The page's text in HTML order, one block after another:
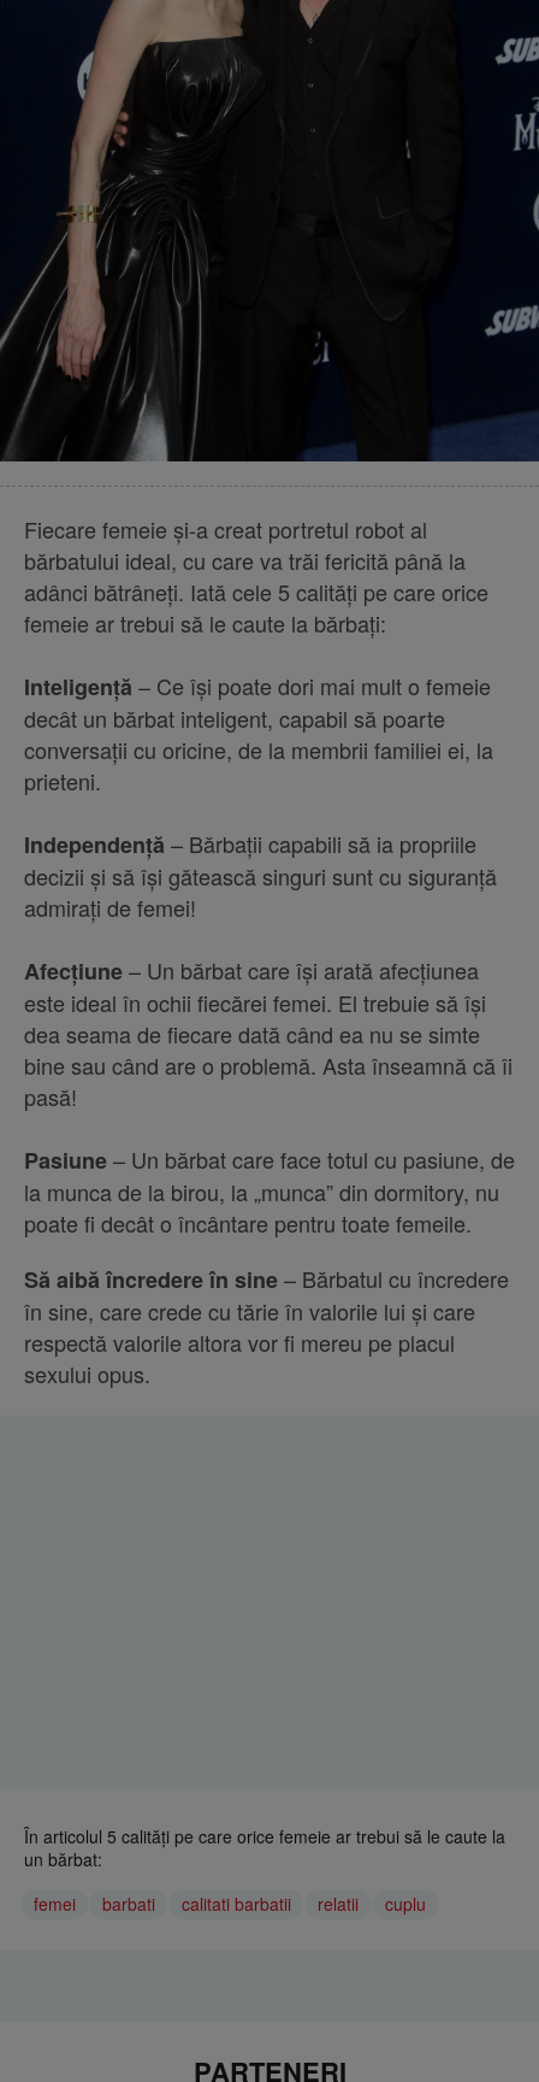
Fiecare femeie și-a creat portretul robot al
bărbatului ideal, cu care va trăi fericită până la
adânci bătrâneți. Iată cele 5 calități pe care orice
femeie ar trebui să le caute la bărbați:
Inteligență – Ce își poate dori mai mult o femeie
decât un bărbat inteligent, capabil să poarte
conversații cu oricine, de la membrii familiei ei, la
prieteni.
Independență – Bărbații capabili să ia propriile
decizii și să își gătească singuri sunt cu siguranță
admirați de femei!
Afecțiune– Un bărbat care își arată afecțiunea
este ideal în ochii fiecărei femei. El trebuie să își
dea seama de fiecare dată când ea nu se simte
bine sau când are o problemă. Asta înseamnă că îi
pasă!
Pasiune– Un bărbat care face totul cu pasiune, de
la munca de la birou, la „munca” din dormitory, nu
poate fi decât o încântare pentru toate femeile.
Să aibă încredere în sine– Bărbatul cu încredere
în sine, care crede cu tărie în valorile lui și care
respectă valorile altora vor fi mereu pe placul
sexului opus.
În articolul 5 calități pe care orice femeie ar trebui să le caute la
un bărbat:
femei
barbati calitati barbatii relatii cuplu
PARTENERI